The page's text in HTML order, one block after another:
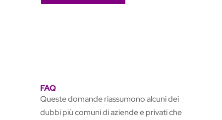
FAQ
Queste domande riassumono alcuni dei
dubbi più comuni di aziende e privati che